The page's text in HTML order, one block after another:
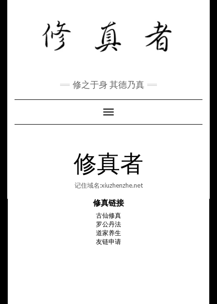
修之于身 其德乃真
Toggle Navigation
修真者
记住域名:xiuzhenzhe.net
修真链接
古仙修真
罗公丹法
道家养生
友链申请